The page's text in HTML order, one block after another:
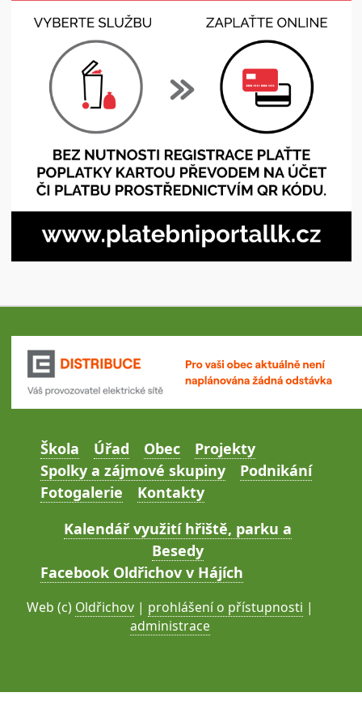
Škola Úřad Obec
Projekty
Spolky a zájmové skupiny
Podnikání
Fotogalerie
Kontakty
Kalendář využití hřiště, parku a
Besedy
Facebook Oldřichov v Hájích
Web (c) Oldřichov | prohlášení o přístupnosti |
administrace